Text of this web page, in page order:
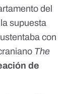
del
supuesta
con
The
de